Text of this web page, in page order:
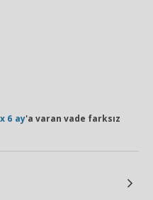
6 ay'a varan vade farksız